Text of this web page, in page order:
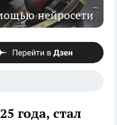
нейросети
года, стал